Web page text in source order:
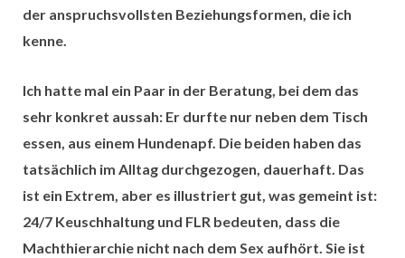
der anspruchsvollsten Beziehungsformen, die ich
kenne.
Ich hatte mal ein Paar in der Beratung, bei dem das
sehr konkret aussah: Er durfte nur neben dem Tisch
essen, aus einem Hundenapf. Die beiden haben das
tatsächlich im Alltag durchgezogen, dauerhaft. Das
ist ein Extrem, aber es illustriert gut, was gemeint ist:
24/7 Keuschhaltung und FLR bedeuten, dass die
Machthierarchie nicht nach dem Sex aufhört. Sie ist